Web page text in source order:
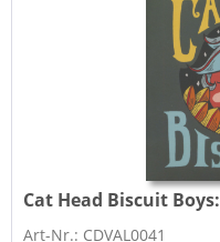
Cat Head Biscuit Boys:
Art-Nr.: CDVAL0041